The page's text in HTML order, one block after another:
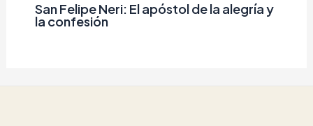
San Felipe Neri: El apóstol de la alegría y
la confesión